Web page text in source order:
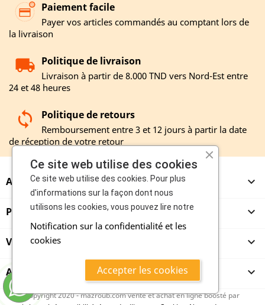
Paiement facile
Payer vos articles commandés au comptant lors de
la livraison
Politique de livraison
Livraison à partir de 8.000 TND vers Nord-Est entre
24 et 48 heures
Politique de retours
Remboursement entre 3 et 12 jours à partir la date
de réception de votre retour
A PROPOS 
PRODUITS 
VENDEURS 
ACHETEURS 
copyright 2020 - mazroub.com vente et achat en ligne boosté par
Ce site web utilise des cookies
Ce site web utilise des cookies. Pour plus
d'informations sur la façon dont nous
utilisons les cookies, vous pouvez lire notre
Notification sur la confidentialité et les
cookies
Accepter les cookies